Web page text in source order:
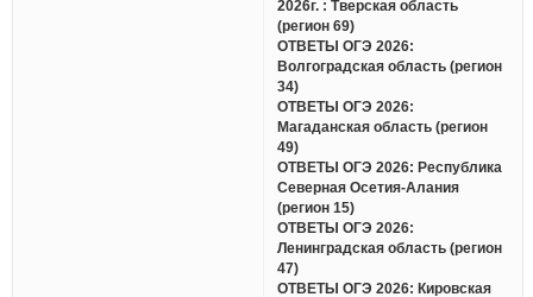
2026г. : Тверская область
(регион 69)
ОТВЕТЫ ОГЭ 2026:
Волгоградская область (регион
34)
ОТВЕТЫ ОГЭ 2026:
Магаданская область (регион
49)
ОТВЕТЫ ОГЭ 2026: Республика
Северная Осетия-Алания
(регион 15)
ОТВЕТЫ ОГЭ 2026:
Ленинградская область (регион
47)
ОТВЕТЫ ОГЭ 2026: Кировская